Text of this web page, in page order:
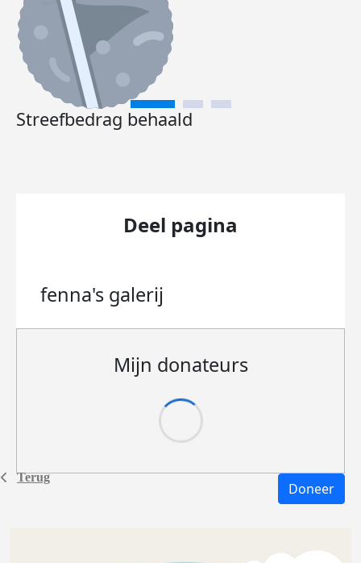
Terug
Streefbedrag behaald
Deel pagina
fenna's galerij
Mijn donateurs
Doneer